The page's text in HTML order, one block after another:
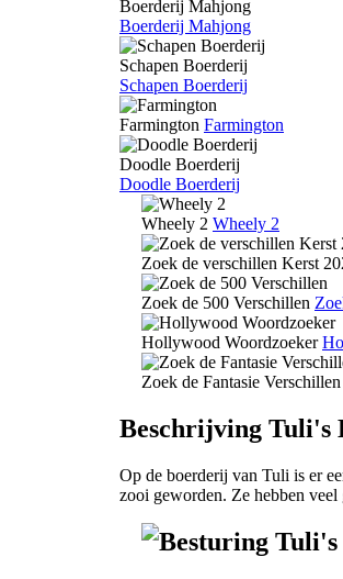
Boerderij Mahjong
Boerderij Mahjong
Schapen Boerderij
Schapen Boerderij
Farmington Farmington
Doodle Boerderij
Doodle Boerderij
Wheely 2 Wheely 2
Zoek de verschillen Kerst
Zoek de 500 Verschillen
Hollywood Woordzoeker
Zoek de Fantasie Verschillen
Beschrijving Tuli's
Op de boerderij van Tuli is er
zooi geworden. Ze hebben
Besturing